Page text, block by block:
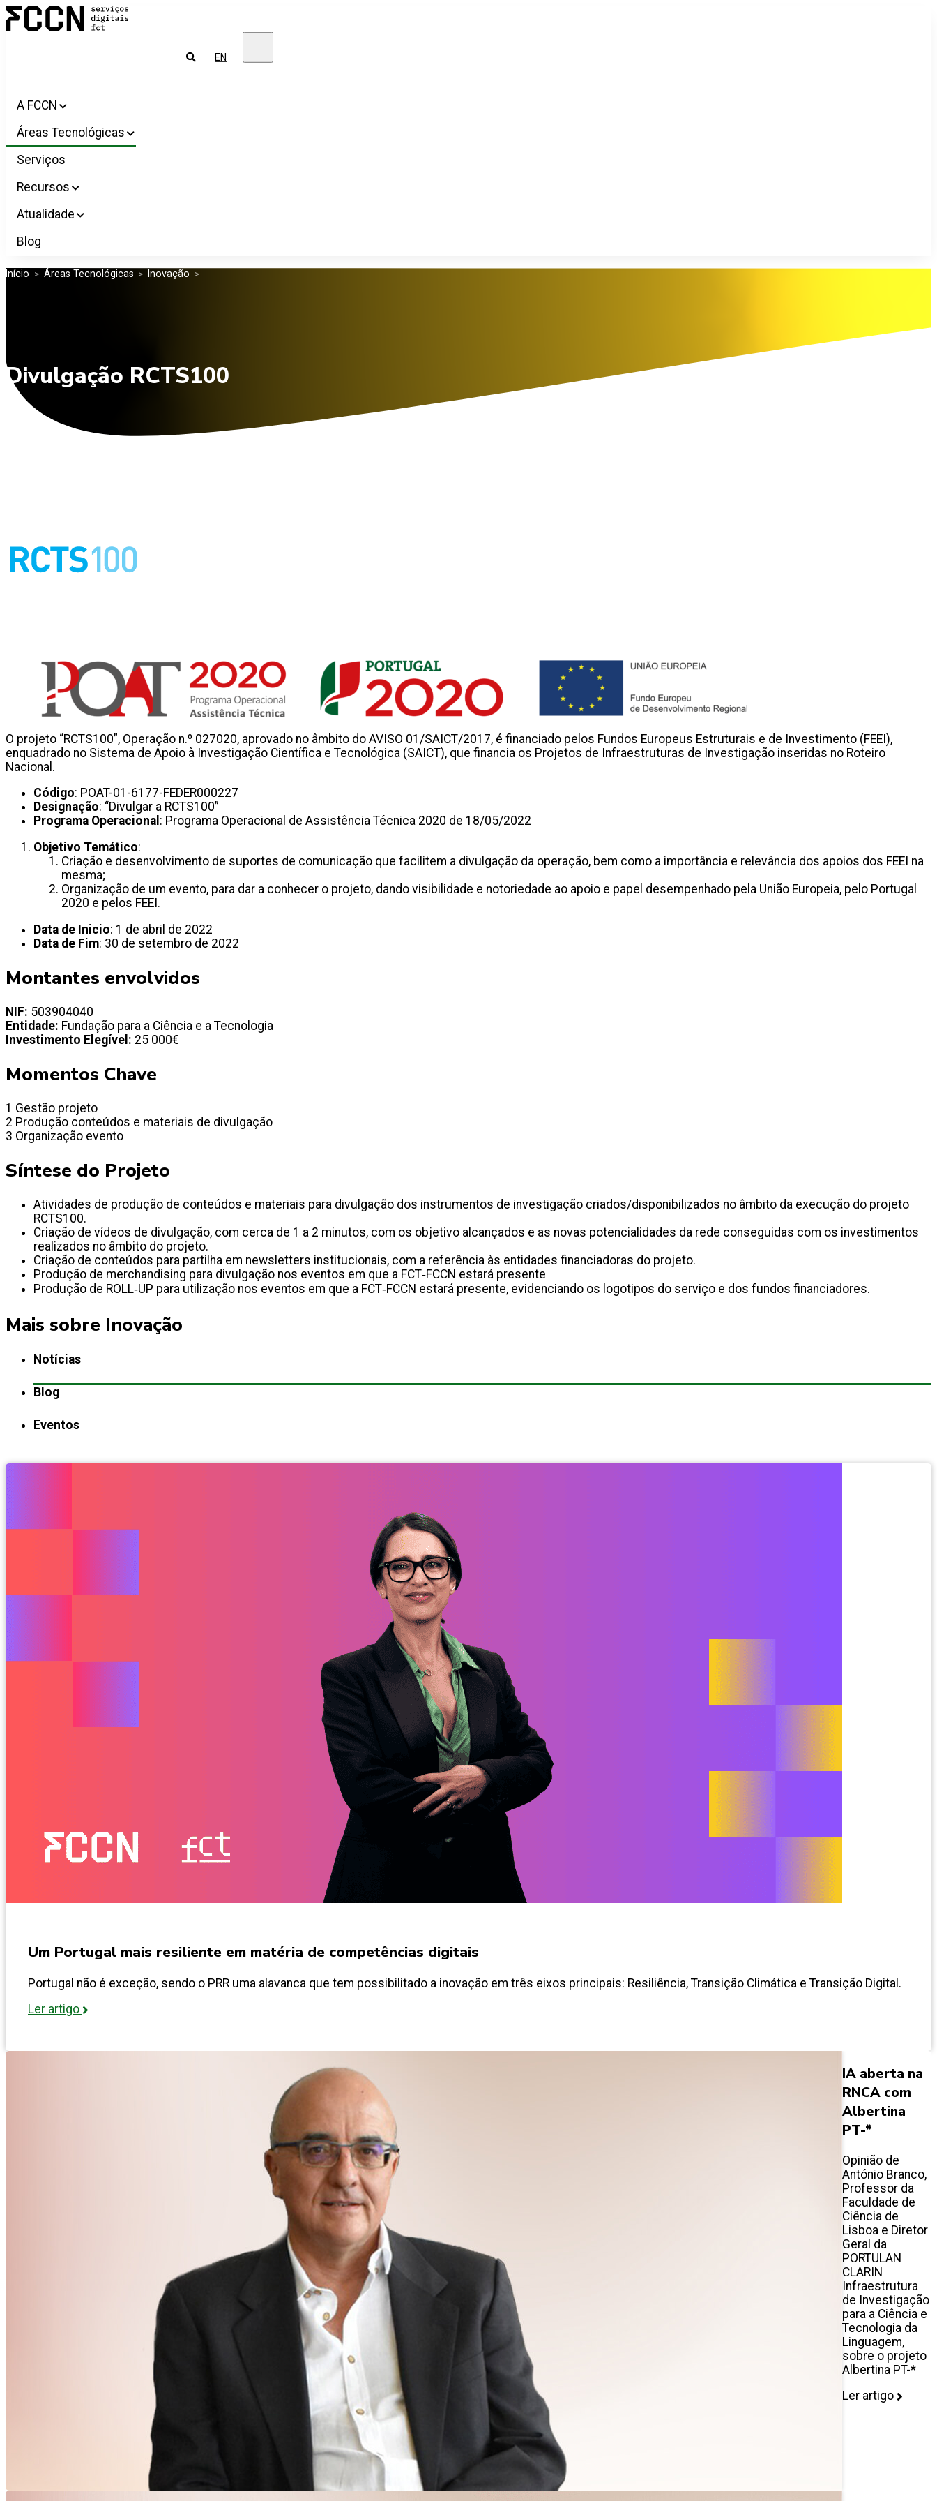
Salta
para
Pesquisar
EN
A FCCN
Áreas Tecnológicas
Serviços
Recursos
Atualidade
Blog
Início > Áreas Tecnológicas > Inovação >
Divulgação RCTS100
O projeto “RCTS100”, Operação n.º 027020, aprovado no âmbito do AVISO 01/SAICT/2017, é financiado pelos Fundos Europeus Estruturais e de Investimento (FEEI),
enquadrado no Sistema de Apoio à Investigação Científica e Tecnológica (SAICT), que financia os Projetos de Infraestruturas de Investigação inseridas no Roteiro
Nacional.
Código: POAT-01-6177-FEDER000227
Designação: “Divulgar a RCTS100”
Programa Operacional : Programa Operacional de Assistência Técnica 2020 de 18/05/2022
Objetivo Temático:
Criação e desenvolvimento de suportes de comunicação que facilitem a divulgação da operação, bem como a importância e relevância dos apoios dos FEEI na
mesma;
Organização de um evento, para dar a conhecer o projeto, dando visibilidade e notoriedade ao apoio e papel desempenhado pela União Europeia, pelo Portugal
2020 e pelos FEEI.
Data de Inicio: 1 de abril de 2022
Data de Fim: 30 de setembro de 2022
Montantes envolvidos
NIF: 503904040
Entidade: Fundação para a Ciência e a Tecnologia
Investimento Elegível: 25 000€
Momentos Chave
1 Gestão projeto
2 Produção conteúdos e materiais de divulgação
3 Organização evento
Síntese do Projeto
Atividades de produção de conteúdos e materiais para divulgação dos instrumentos de investigação criados/disponibilizados no âmbito da execução do projeto
RCTS100.
Criação de vídeos de divulgação, com cerca de 1 a 2 minutos, com os objetivo alcançados e as novas potencialidades da rede conseguidas com os investimentos
realizados no âmbito do projeto.
Criação de conteúdos para partilha em newsletters institucionais, com a referência às entidades financiadoras do projeto.
Produção de merchandising para divulgação nos eventos em que a FCT‐FCCN estará presente
Produção de ROLL‐UP para utilização nos eventos em que a FCT‐FCCN estará presente, evidenciando os logotipos do serviço e dos fundos financiadores.
Mais sobre Inovação
Notícias
Blog
Eventos
Um Portugal mais resiliente em matéria de competências digitais
Portugal não é exceção, sendo o PRR uma alavanca que tem possibilitado a inovação em três eixos principais: Resiliência, Transição Climática e Transição Digital.
Ler artigo
IA aberta na
RNCA com
Albertina
PT-*
Opinião de
António Branco,
Professor da
Faculdade de
Ciência de
Lisboa e Diretor
Geral da
PORTULAN
CLARIN
Infraestrutura
de Investigação
para a Ciência e
Tecnologia da
Linguagem,
sobre o projeto
Albertina PT-*
Ler artigo